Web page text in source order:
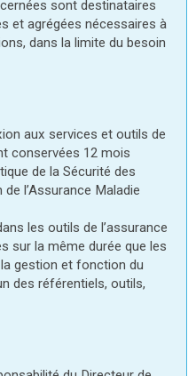
sont destinataires
et agrégées nécessaires à
dans la limite du besoin
aux services et outils de
conservées 12 mois
de la Sécurité des
l’Assurance Maladie
les outils de l’assurance
sur la même durée que les
gestion et fonction du
des référentiels, outils,